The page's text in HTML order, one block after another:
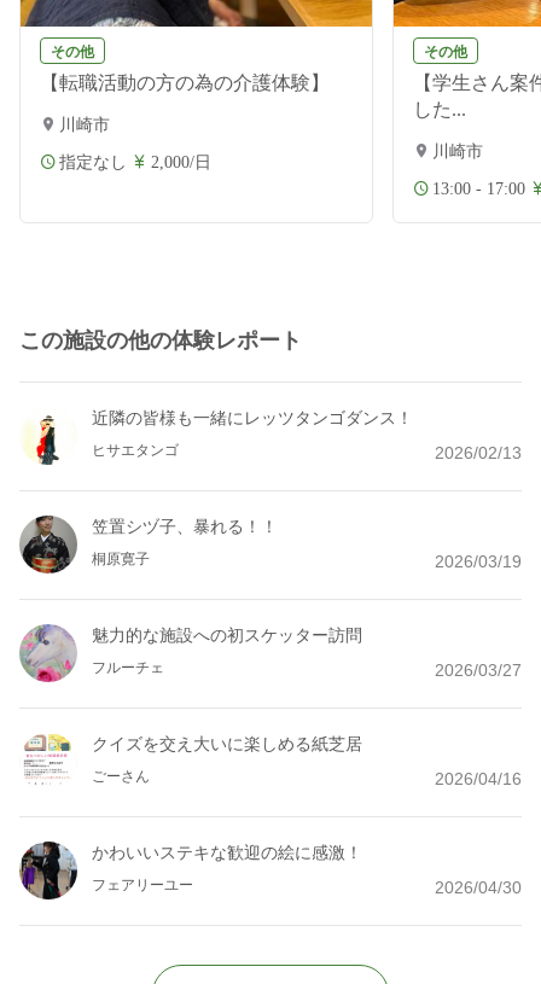
その他
【転職活動の方の為の介護体験】
川崎市
指定なし 2,000/日
その他
【学生さん
した...
川崎市
13:00 - 17:00
この施設の他の体験レポート
近隣の皆様も一緒にレッツタンゴダンス！
ヒサエタンゴ 2026/02/13
笠置シヅ子、暴れる！！
桐原寛子 2026/03/19
魅力的な施設への初スケッター訪問
フルーチェ 2026/03/27
クイズを交え大いに楽しめる紙芝居
ごーさん 2026/04/16
かわいいステキな歓迎の絵に感激！
フェアリーユー 2026/04/30